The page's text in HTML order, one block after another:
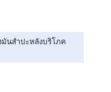
นสำปะหลังบริโภค